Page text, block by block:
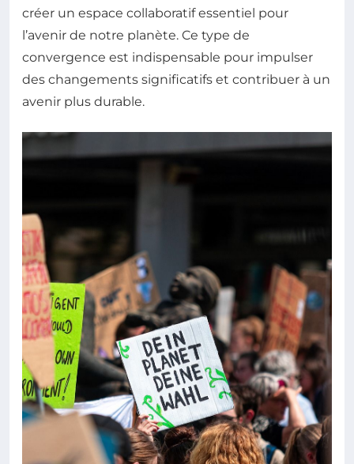
créer un espace collaboratif essentiel pour
l’avenir de notre planète. Ce type de
convergence est indispensable pour impulser
des changements significatifs et contribuer à un
avenir plus durable.